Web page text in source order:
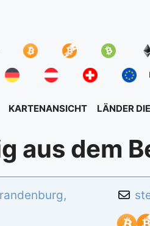
KARTENANSICHT LÄNDER
aus dem
,